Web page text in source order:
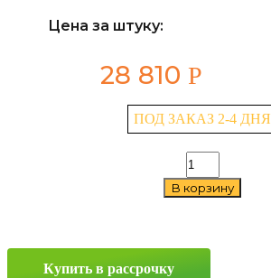
Цена за штуку:
28 810 Р
ПОД ЗАКАЗ 2-4 ДНЯ
Количество
товара
Continental
В корзину
Купить в рассрочку